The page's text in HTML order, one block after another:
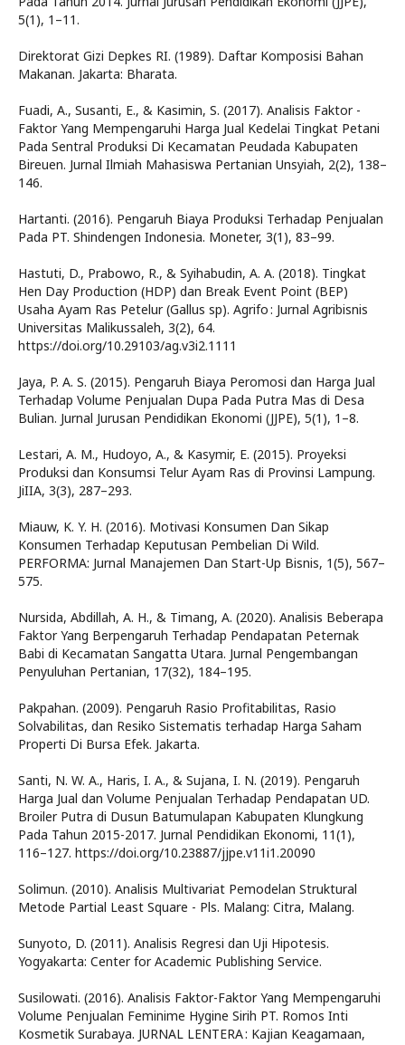
5(1), 1–11.
Direktorat Gizi Depkes RI. (1989). Daftar Komposisi Bahan
Makanan. Jakarta: Bharata.
Fuadi, A., Susanti, E., & Kasimin, S. (2017). Analisis Faktor -
Faktor Yang Mempengaruhi Harga Jual Kedelai Tingkat Petani
Pada Sentral Produksi Di Kecamatan Peudada Kabupaten
Bireuen. Jurnal Ilmiah Mahasiswa Pertanian Unsyiah, 2(2), 138–
146.
Hartanti. (2016). Pengaruh Biaya Produksi Terhadap Penjualan
Pada PT. Shindengen Indonesia. Moneter, 3(1), 83–99.
Hastuti, D., Prabowo, R., & Syihabudin, A. A. (2018). Tingkat
Hen Day Production (HDP) dan Break Event Point (BEP)
Usaha Ayam Ras Petelur (Gallus sp). Agrifo : Jurnal Agribisnis
Universitas Malikussaleh, 3(2), 64.
https://doi.org/10.29103/ag.v3i2.1111
Jaya, P. A. S. (2015). Pengaruh Biaya Peromosi dan Harga Jual
Terhadap Volume Penjualan Dupa Pada Putra Mas di Desa
Bulian. Jurnal Jurusan Pendidikan Ekonomi (JJPE), 5(1), 1–8.
Lestari, A. M., Hudoyo, A., & Kasymir, E. (2015). Proyeksi
Produksi dan Konsumsi Telur Ayam Ras di Provinsi Lampung.
JiIIA, 3(3), 287–293.
Miauw, K. Y. H. (2016). Motivasi Konsumen Dan Sikap
Konsumen Terhadap Keputusan Pembelian Di Wild.
PERFORMA: Jurnal Manajemen Dan Start-Up Bisnis, 1(5), 567–
575.
Nursida, Abdillah, A. H., & Timang, A. (2020). Analisis Beberapa
Faktor Yang Berpengaruh Terhadap Pendapatan Peternak
Babi di Kecamatan Sangatta Utara. Jurnal Pengembangan
Penyuluhan Pertanian, 17(32), 184–195.
Pakpahan. (2009). Pengaruh Rasio Profitabilitas, Rasio
Solvabilitas, dan Resiko Sistematis terhadap Harga Saham
Properti Di Bursa Efek. Jakarta.
Santi, N. W. A., Haris, I. A., & Sujana, I. N. (2019). Pengaruh
Harga Jual dan Volume Penjualan Terhadap Pendapatan UD.
Broiler Putra di Dusun Batumulapan Kabupaten Klungkung
Pada Tahun 2015-2017. Jurnal Pendidikan Ekonomi, 11(1),
116–127. https://doi.org/10.23887/jjpe.v11i1.20090
Solimun. (2010). Analisis Multivariat Pemodelan Struktural
Metode Partial Least Square - Pls. Malang: Citra, Malang.
Sunyoto, D. (2011). Analisis Regresi dan Uji Hipotesis.
Yogyakarta: Center for Academic Publishing Service.
Susilowati. (2016). Analisis Faktor-Faktor Yang Mempengaruhi
Volume Penjualan Feminime Hygine Sirih PT. Romos Inti
Kosmetik Surabaya. JURNAL LENTERA : Kajian Keagamaan,